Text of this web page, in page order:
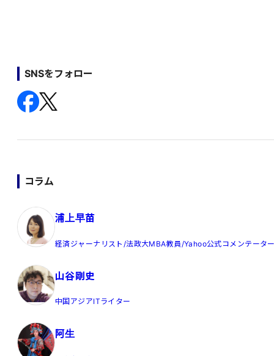
SNSをフォロー
コラム
浦上早苗
経済ジャーナリスト/法政大MBA教員/Yahoo公式コメンテータ
山谷剛史
中国アジアITライター
阿生